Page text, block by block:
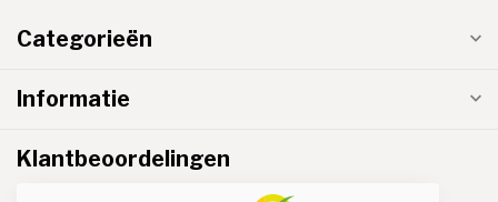
Categorieën
Informatie
Klantbeoordelingen